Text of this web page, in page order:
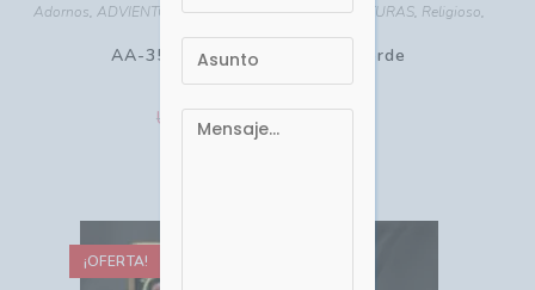
Adornos, ADVIENTO - NAVIDAD,PESEBRES MINIATURAS, Religioso,
AA-350 Nacimiento Tríptico Verde
USD $24.00 USD $21.60
¡OFERTA!